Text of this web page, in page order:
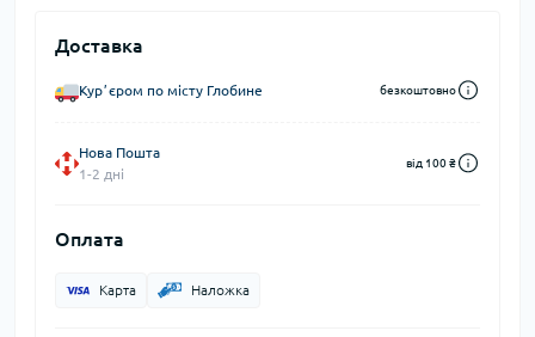
Доставка
Курʼєром по місту Глобине безкоштовно
Нова Пошта
1-2 дні
від 100 ₴
Оплата
Карта Наложка